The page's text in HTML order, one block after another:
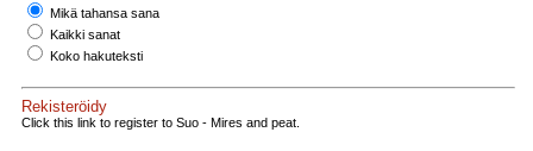
Mikä tahansa sana
Kaikki sanat
Koko hakuteksti
Rekisteröidy
Click this link to register to Suo - Mires and peat.